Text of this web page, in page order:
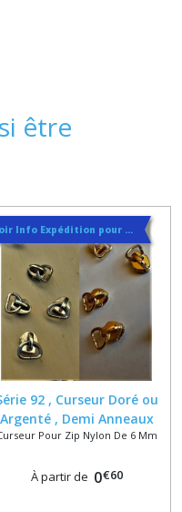
être
Voir Info Expédition pour Régler les Frais de Port au Meilleur Prix , En haut d'ecran à Droite
92 , Curseur Doré ou
Argenté , Demi Anneaux
5 pour Fermeture
Pour Zip Nylon De 6 Mm
À partir de 0€60